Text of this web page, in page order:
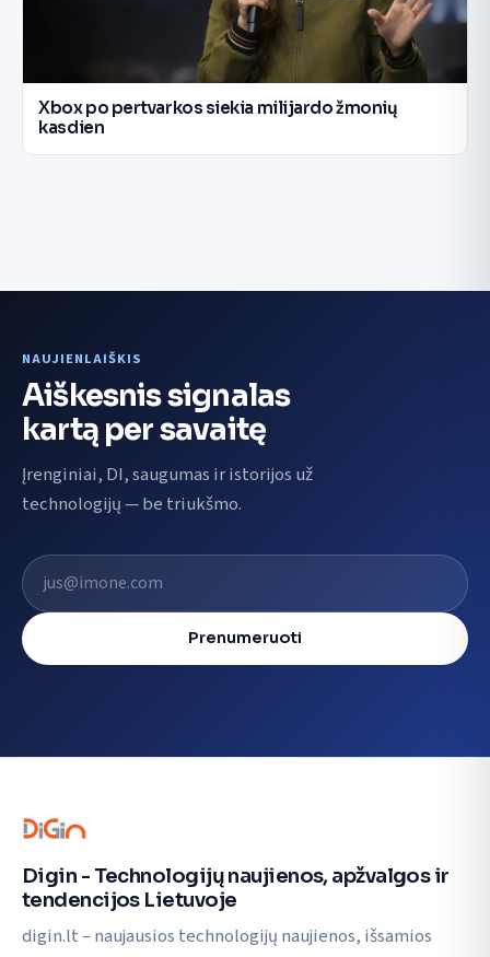
Xbox po pertvarkos siekia milijardo žmonių
kasdien
NAUJIENLAIŠKIS
Aiškesnis signalas
kartą per savaitę
Įrenginiai, DI, saugumas ir istorijos už
technologijų — be triukšmo.
El. pašto adresas
Prenumeruoti
Digin - Technologijų naujienos, apžvalgos ir
tendencijos Lietuvoje
digin.lt – naujausios technologijų naujienos, išsamios